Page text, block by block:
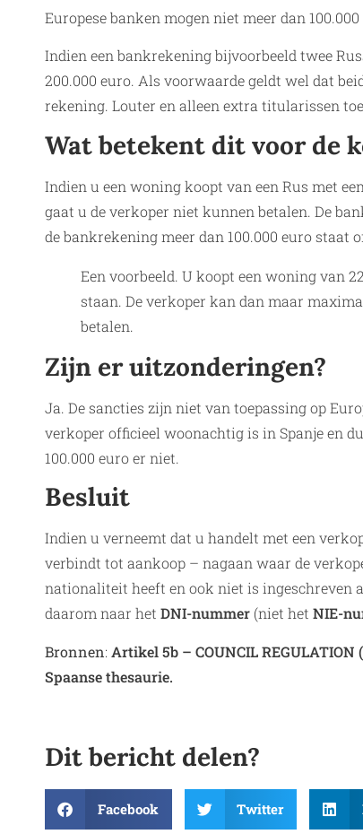
Europese banken mogen niet meer dan
Indien een bankrekening bijvoorbeeld twee
200.000 euro. Als voorwaarde geldt wel dat
rekening. Louter en alleen extra titularissen
Wat betekent dit voor de
Indien u een woning koopt van een Rus met
gaat u de verkoper niet kunnen betalen. De
de bankrekening meer dan 100.000 euro staat
Een voorbeeld. U koopt een woning van
staan. De verkoper kan dan maar
betalen.
Zijn er uitzonderingen?
Ja. De sancties zijn niet van toepassing op
verkoper officieel woonachtig is in Spanje en
100.000 euro er niet.
Besluit
Indien u verneemt dat u handelt met een
verbindt tot aankoop – nagaan waar de
nationaliteit heeft en ook niet is ingeschreven
daarom naar het DNI-nummer (niet het NIE-
Bronnen: Artikel 5b – COUNCIL
Spaanse thesaurie.
Dit bericht delen?
Facebook Twitter